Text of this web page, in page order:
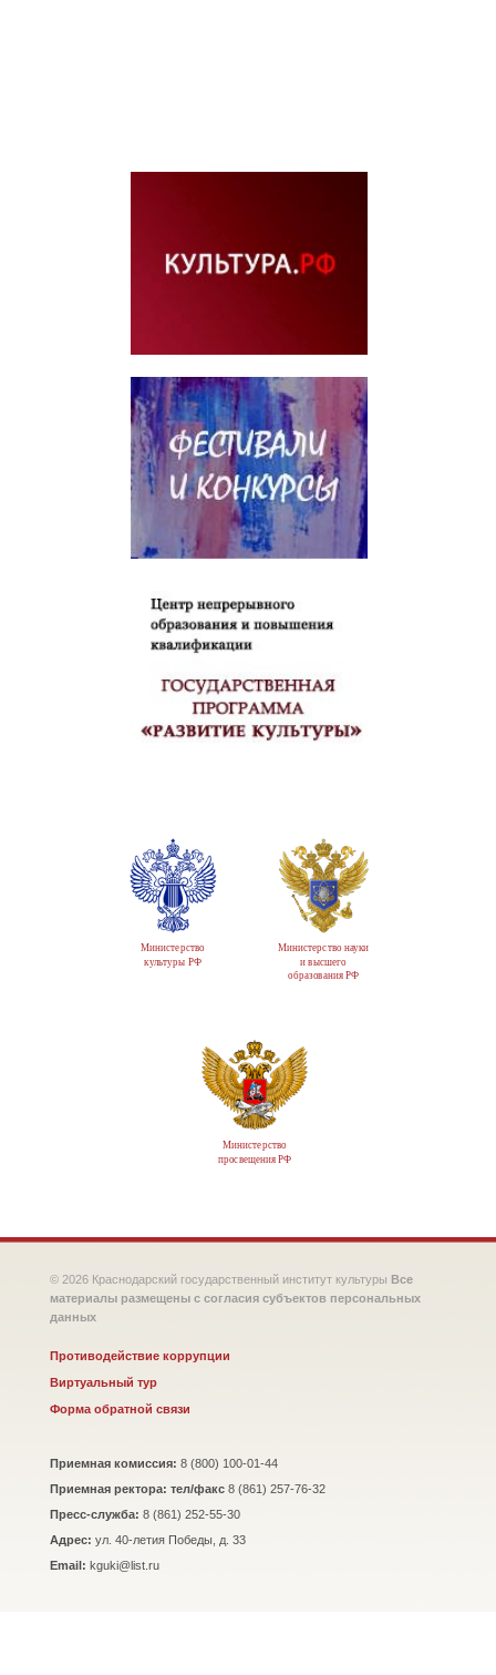
Министерство
культуры РФ
Министерство науки
и высшего
образования РФ
Министерство
просвещения РФ
© 2026 Краснодарский государственный институт культуры Все
материалы размещены с согласия субъектов персональных
данных
Противодействие коррупции
Виртуальный тур
Форма обратной связи
Приемная комиссия: 8 (800) 100-01-44
Приемная ректора: тел/факс 8 (861) 257-76-32
Пресс-служба: 8 (861) 252-55-30
Адрес: ул. 40-летия Победы, д. 33
Email: kguki@list.ru